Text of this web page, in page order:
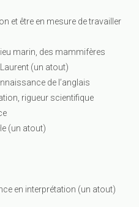
et être en mesure de travailler
marin, des mammifères
(un atout)
de l’anglais
rigueur scientifique
(un atout)
en interprétation (un atout)